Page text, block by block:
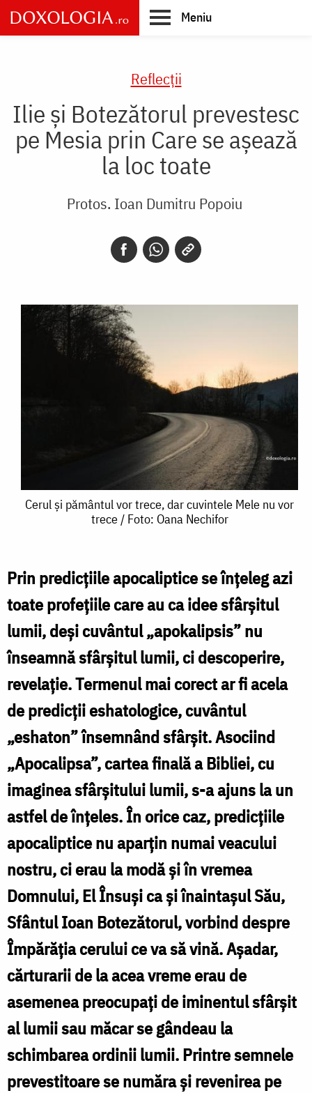
Skip
to
main
Meniu
Reflecții
Ilie și Botezătorul prevestesc
pe Mesia prin Care se așează
la loc toate
Protos. Ioan Dumitru Popoiu
Cerul
vor
trece,
dar
cuvintele
Mele
vor
trece
/
Foto:
Oana
Nechifor
Cerul şi pământul vor trece, dar cuvintele Mele nu vor
trece / Foto: Oana Nechifor
Prin predicțiile apocaliptice se înțeleg azi
toate profețiile care au ca idee sfârșitul
lumii, deși cuvântul „apokalipsis” nu
înseamnă sfârșitul lumii, ci descoperire,
revelație. Termenul mai corect ar fi acela
de predicții eshatologice, cuvântul
„eshaton” însemnând sfârșit. Asociind
„Apocalipsa”, cartea finală a Bibliei, cu
imaginea sfârșitului lumii, s-a ajuns la un
astfel de înțeles. În orice caz, predicțiile
apocaliptice nu aparțin numai veacului
nostru, ci erau la modă și în vremea
Domnului, El Însuși ca și înaintașul Său,
Sfântul Ioan Botezătorul, vorbind despre
Împărăția cerului ce va să vină. Așadar,
cărturarii de la acea vreme erau de
asemenea preocupați de iminentul sfârșit
al lumii sau măcar se gândeau la
schimbarea ordinii lumii. Printre semnele
prevestitoare se număra și revenirea pe